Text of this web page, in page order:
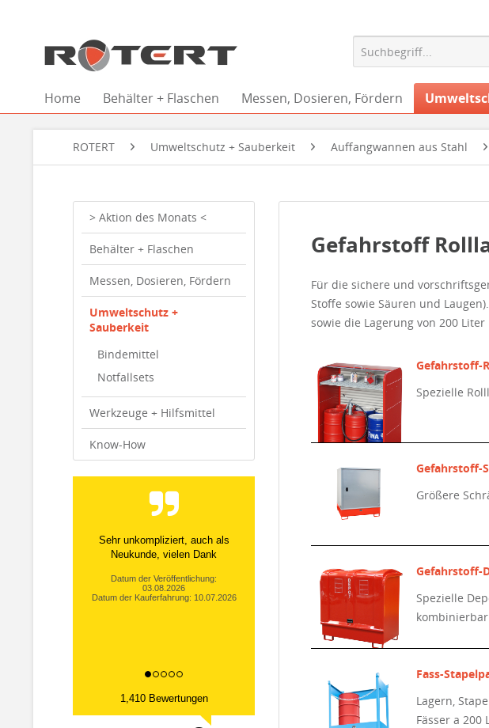
Home Behälter + Flaschen Messen, Dosieren, Fördern
ROTERT Umweltschutz + Sauberkeit Auffangwannen aus Stahl
> Aktion des Monats <
Behälter + Flaschen
Messen, Dosieren, Fördern
Umweltschutz +
Sauberkeit
Bindemittel
Notfallsets
Werkzeuge + Hilfsmittel
Know-How
Sehr unkompliziert, auch als
Neukunde, vielen Dank
Datum der Veröffentlichung:
03.08.2026
Datum der Kauferfahrung: 10.07.2026
1,410 Bewertungen
Gefahrstoff
Für die sichere und
Stoffe sowie Säuren und
sowie die Lagerung von 200
Gefahrstoff-
Spezielle
Gefahrstoff-
Größere
Gefahrstoff-
Spezielle
Fass-
Lagern,
Fässer a